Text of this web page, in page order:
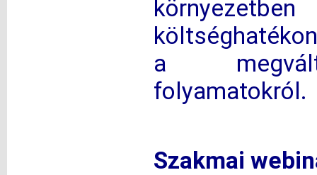
a
folyamatokról.
Szakmai